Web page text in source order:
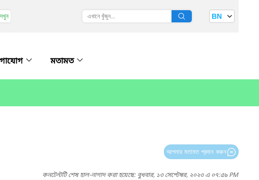
BN
মতামত
আপনার মতামত প্রদান করুন
কনটেন্টটি শেষ হাল-নাগাদ করা হয়েছে: বুধবার, ১৩ সেপ্টেম্বর, ২০২৩ এ ০৭:৫৯ PM